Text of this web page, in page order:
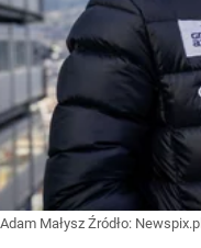
Adam Małysz Źródło: Newspix.pl